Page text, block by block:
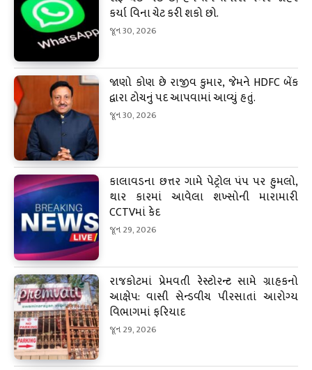
કર્યા વિના ચેટ કરી શકો છો.
જૂન 30, 2026
જાણો કોણ છે રાજીવ કુમાર, જેમને HDFC બેંક
દ્વારા ટોચનું પદ આપવામાં આવ્યું હતું.
જૂન 30, 2026
કાલાવડના છત્તર ગામે પેટ્રોલ પંપ પર હુમલો,
થાર કારમાં આવેલા શખ્સોની મારામારી
CCTVમાં કેદ
જૂન 29, 2026
રાજકોટમાં પ્રેમવતી રેસ્ટોરન્ટ સામે ગ્રાહકનો
આક્ષેપ: વાસી સેન્ડવીચ પીરસાતાં આરોગ્ય
વિભાગમાં ફરિયાદ
જૂન 29, 2026